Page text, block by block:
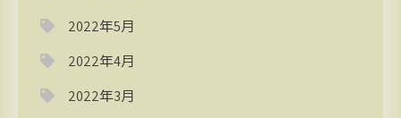
2022年5月
2022年4月
2022年3月